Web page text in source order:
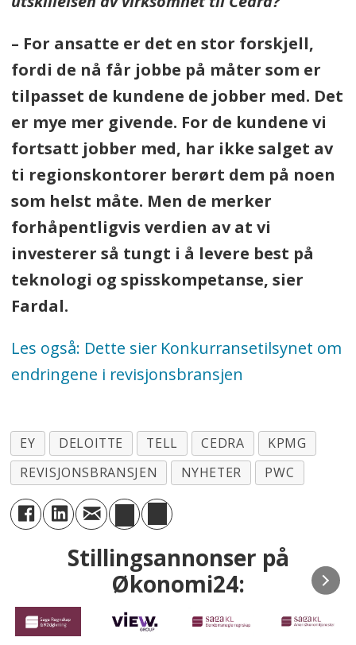
– For ansatte er det en stor forskjell,
fordi de nå får jobbe på måter som er
tilpasset de kundene de jobber med. Det
er mye mer givende. For de kundene vi
fortsatt jobber med, har ikke salget av
ti regionskontorer berørt dem på noen
som helst måte. Men de merker
forhåpentligvis verdien av at vi
investerer så tungt i å levere best på
teknologi og spisskompetanse, sier
Fardal.
Les også: Dette sier Konkurransetilsynet om
endringene i revisjonsbransjen
EY DELOITTE TELL CEDRA
KPMG
REVISJONSBRANSJEN
NYHETER PWC
Stillingsannonser på
Økonomi24: